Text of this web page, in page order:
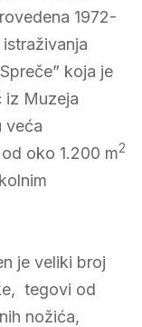
1972-
koja je
iz Muzeja
veća
oko 1.200 m2
je veliki broj
tegovi od
nožića,